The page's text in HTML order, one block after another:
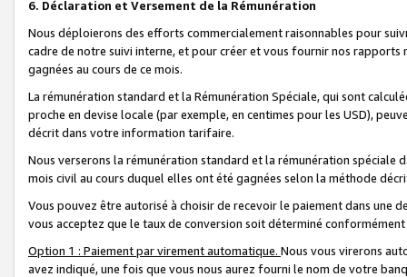
6. Déclaration et Versement de la Rémunération
Nous déploierons des efforts commercialement raisonnables pour
cadre de notre suivi interne, et pour créer et vous fournir nos
gagnées au cours de ce mois.
La rémunération standard et la Rémunération Spéciale, qui sont
proche en devise locale (par exemple, en centimes pour les USD),
décrit dans votre information tarifaire.
Nous verserons la rémunération standard et la rémunération spéciale
mois civil au cours duquel elles ont été gagnées selon la méthode
Vous pouvez être autorisé à choisir de recevoir le paiement dans une
vous acceptez que le taux de conversion soit déterminé
Option 1 : Paiement par virement automatique. Nous vous virerons
avez indiqué, une fois que vous nous aurez fourni le nom de votre